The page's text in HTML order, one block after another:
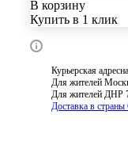
В корзину
Купить в 1 клик
Курьерская
Для жителей
Для жителей ДНР
Доставка в